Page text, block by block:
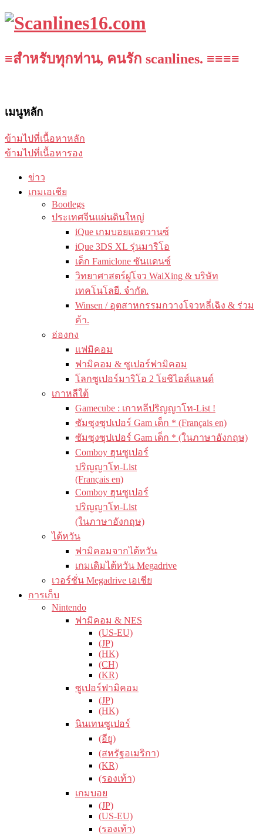
≡สำหรับทุกท่าน, คนรัก scanlines. ≡≡≡≡
เมนูหลัก
ข้ามไปที่เนื้อหาหลัก
ข้ามไปที่เนื้อหารอง
ข่าว
เกมเอเชีย
Bootlegs
ประเทศจีนแผ่นดินใหญ่
iQue เกมบอยแอดวานซ์
iQue 3DS XL รุ่นมาริโอ
เด็ก Famiclone ซันแดนซ์
วิทยาศาสตร์ฝูโจว WaiXing & บริษัท
เทคโนโลยี. จำกัด.
Winsen / อุตสาหกรรมกวางโจวหลี่เฉิง & ร่วม
ค้า.
ฮ่องกง
แฟมิคอม
ฟามิคอม & ซูเปอร์ฟามิคอม
โลกซูเปอร์มาริโอ 2 โยชิไอส์แลนด์
เกาหลีใต้
Gamecube : เกาหลีปริญญาโท-List !
ซัมซุงซุปเปอร์ Gam เด็ก * (Français en)
ซัมซุงซุปเปอร์ Gam เด็ก * (ในภาษาอังกฤษ)
Comboy ฮุนซูเปอร์
ปริญญาโท-List
(Français en)
Comboy ฮุนซูเปอร์
ปริญญาโท-List
(ในภาษาอังกฤษ)
ไต้หวัน
ฟามิคอมจากไต้หวัน
เกมเดิมไต้หวัน Megadrive
เวอร์ชั่น Megadrive เอเชีย
การเก็บ
Nintendo
ฟามิคอม & NES
(US-EU)
(JP)
(HK)
(CH)
(KR)
ซูเปอร์ฟามิคอม
(JP)
(HK)
นินเทนซูเปอร์
(อียู)
(สหรัฐอเมริกา)
(KR)
(รองเท้า)
เกมบอย
(JP)
(US-EU)
(รองเท้า)